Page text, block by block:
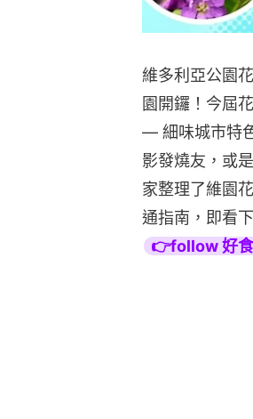
維多利亞公園
園開鑼！今屆
— 細味城市特
影發燒友，或
家整理了維園
通指南，即看下
👉follow 好